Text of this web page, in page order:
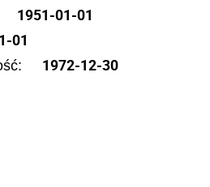
1951-01-01
01
1972-12-30